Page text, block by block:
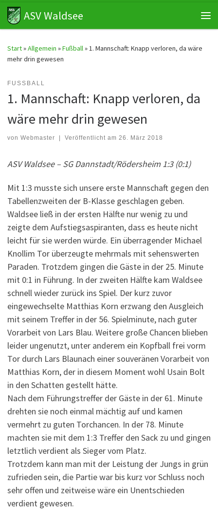
Zum Inhalt springen
ASV Waldsee
Start»Allgemein »Fußball»1. Mannschaft: Knapp verloren, da wäre
mehr drin gewesen
FUSSBALL
1. Mannschaft: Knapp verloren, da
wäre mehr drin gewesen
von Webmaster Veröffentlicht am 26. März 2018
ASV Waldsee – SG Dannstadt/Rödersheim 1:3 (0:1)
Mit 1:3 musste sich unsere erste Mannschaft gegen den
Tabellenzweiten der B-Klasse geschlagen geben.
Waldsee ließ in der ersten Hälfte nur wenig zu und
zeigte dem Aufstiegsaspiranten, dass es heute nicht
leicht für sie werden würde. Ein überragender Michael
Knollim Tor überzeugte mehrmals mit sehenswerten
Paraden. Trotzdem gingen die Gäste in der 25. Minute
mit 0:1 in Führung. In der zweiten Hälfte kam Waldsee
schnell wieder zurück ins Spiel. Der kurz zuvor
eingewechselte Matthias Korn erzwang den Ausgleich
mit seinem Treffer in der 56. Spielminute, nach guter
Vorarbeit von Lars Blau. Weitere große Chancen blieben
leider ungenutzt, unter anderem ein Kopfball frei vorm
Tor durch Lars Blaunach einer souveränen Vorarbeit von
Matthias Korn, der in diesem Moment wohl Usain Bolt
in den Schatten gestellt hätte.
Nach dem Führungstreffer der Gäste in der 61. Minute
drehten sie noch einmal mächtig auf und kamen
vermehrt zu guten Torchancen. In der 78. Minute
machten sie mit dem 1:3 Treffer den Sack zu und gingen
letztlich verdient als Sieger vom Platz.
Trotzdem kann man mit der Leistung der Jungs in grün
zufrieden sein, die Partie war bis kurz vor Schluss noch
sehr offen und zeitweise wäre ein Unentschieden
verdient gewesen.